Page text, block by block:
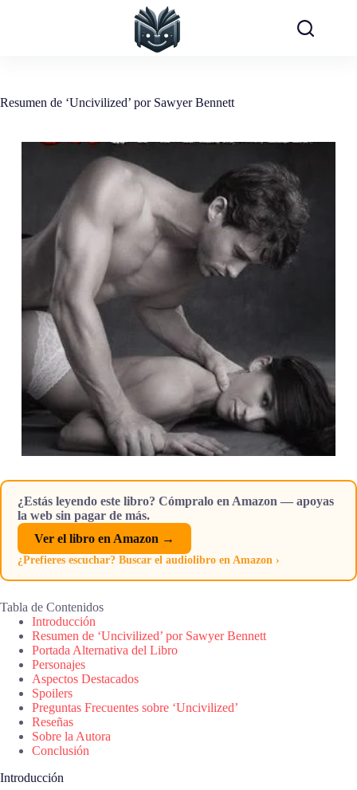
Resumen de ‘Uncivilized’ por Sawyer Bennett
¿Estás leyendo este libro? Cómpralo en Amazon — apoyas
la web sin pagar de más.
Ver el libro en Amazon →
¿Prefieres escuchar? Buscar el audiolibro en Amazon ›
Tabla de Contenidos
Introducción
Resumen de ‘Uncivilized’ por Sawyer Bennett
Portada Alternativa del Libro
Personajes
Aspectos Destacados
Spoilers
Preguntas Frecuentes sobre ‘Uncivilized’
Reseñas
Sobre la Autora
Conclusión
Introducción